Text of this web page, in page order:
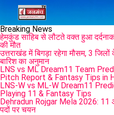
Breaking News
हेमकुंड साहिब से लौटते वक्त हुआ
की मौत
उत्तराखंड में बिगड़ा रहेगा मौसम, 3
बारिश का अनुमान
LNS vs ML Dream11 Team
Pitch Report & Fantasy Tips in
LNS-W vs ML-W Dream11
Playing 11 & Fantasy Tips
Dehradun Rojgar Mela 2026: 11
पदों पर चयन